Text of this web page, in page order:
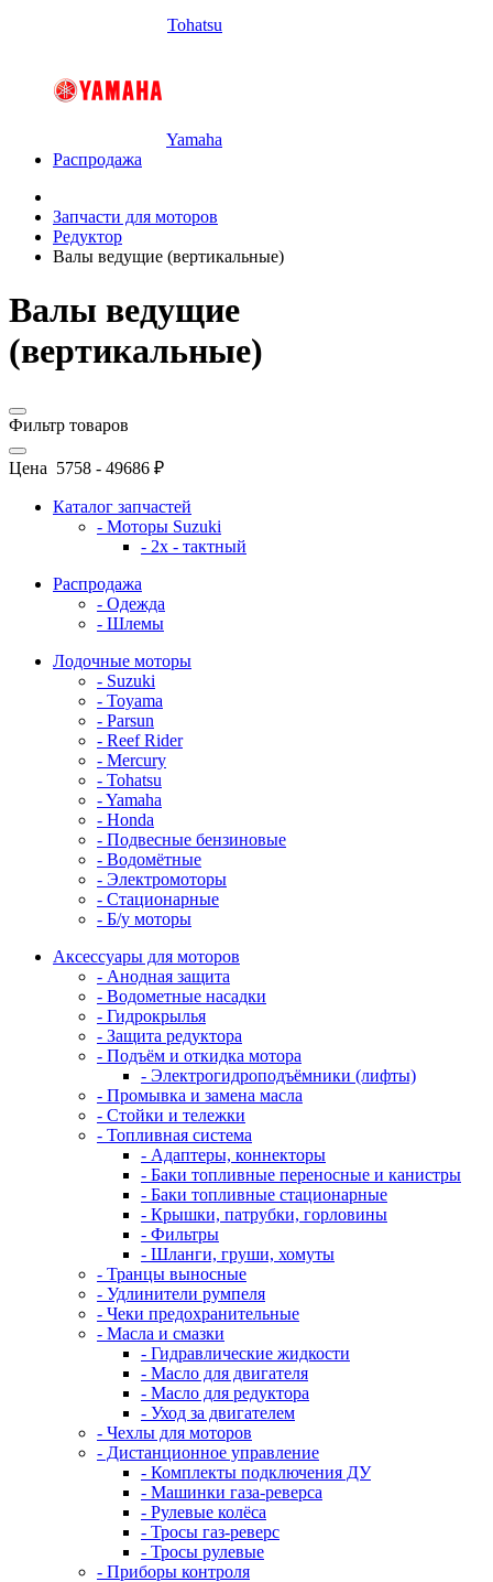
Tohatsu
Yamaha
Распродажа
Запчасти для моторов
Редуктор
Валы ведущие (вертикальные)
Валы ведущие
(вертикальные)
Фильтр товаров
Цена 5758 - 49686 ₽
Каталог запчастей
- Моторы Suzuki
- 2x - тактный
Распродажа
- Одежда
- Шлемы
Лодочные моторы
- Suzuki
- Toyama
- Parsun
- Reef Rider
- Mercury
- Tohatsu
- Yamaha
- Honda
- Подвесные бензиновые
- Водомётные
- Электромоторы
- Стационарные
- Б/у моторы
Аксессуары для моторов
- Анодная защита
- Водометные насадки
- Гидрокрылья
- Защита редуктора
- Подъём и откидка мотора
- Электрогидроподъёмники (лифты)
- Промывка и замена масла
- Стойки и тележки
- Топливная система
- Адаптеры, коннекторы
- Баки топливные переносные и канистры
- Баки топливные стационарные
- Крышки, патрубки, горловины
- Фильтры
- Шланги, груши, хомуты
- Транцы выносные
- Удлинители румпеля
- Чеки предохранительные
- Масла и смазки
- Гидравлические жидкости
- Масло для двигателя
- Масло для редуктора
- Уход за двигателем
- Чехлы для моторов
- Дистанционное управление
- Комплекты подключения ДУ
- Машинки газа-реверса
- Рулевые колёса
- Тросы газ-реверс
- Тросы рулевые
- Приборы контроля